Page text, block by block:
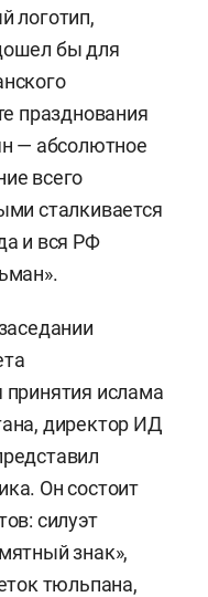
логотип,
бы для
празднования
— абсолютное
всего
сталкивается
и вся РФ
ислама
директор ИД
Он состоит
силуэт
знак»,
тюльпана,